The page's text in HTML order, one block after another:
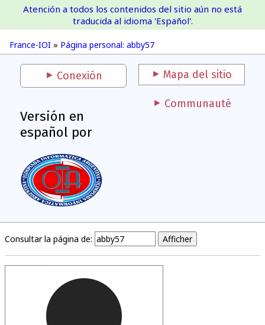
France-IOI
France-IOI » Página personal: abby57
Atención a todos los contenidos del sitio aún no está
traducida al idioma 'Español'.
Conexión Mapa del sitio
Versión en
español por
Communauté
Consultar la página de: